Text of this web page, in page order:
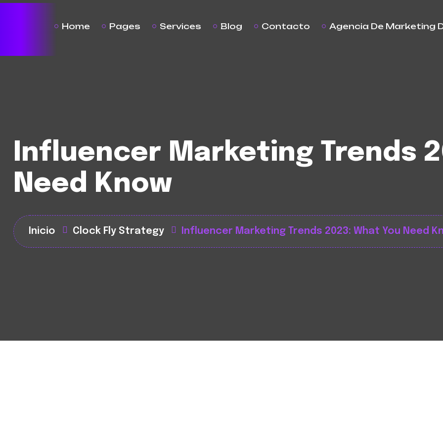
Home Pages Services Blog Contacto Agencia De Marketing
Influencer Marketing Trends
Need Know
Inicio Clock Fly Strategy Influencer Marketing Trends 2023: What You Need